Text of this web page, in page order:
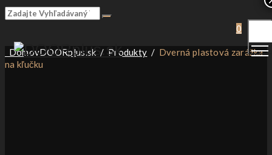
0
DomovDOORplus.sk / Produkty / Dverná plastová zarážka
na kľučku